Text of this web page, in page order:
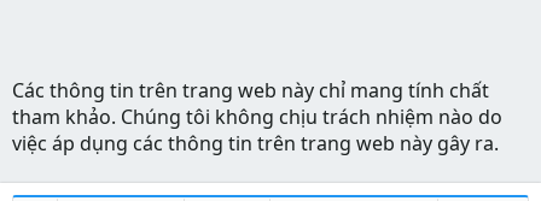
Các thông tin trên trang web này chỉ mang tính chất
tham khảo. Chúng tôi không chịu trách nhiệm nào do
việc áp dụng các thông tin trên trang web này gây ra.